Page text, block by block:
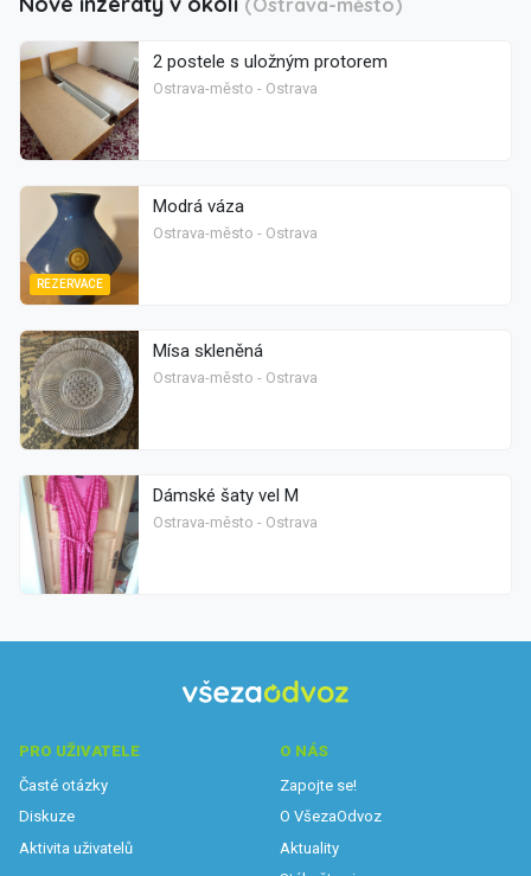
2 postele s uložným protorem
Ostrava-město - Ostrava
REZERVACE
Modrá váza
Ostrava-město - Ostrava
Mísa skleněná
Ostrava-město - Ostrava
Dámské šaty vel M
Ostrava-město - Ostrava
PRO UŽIVATELE
Časté otázky
Diskuze
Aktivita uživatelů
O NÁS
Zapojte se!
O VšezaOdvoz
Aktuality